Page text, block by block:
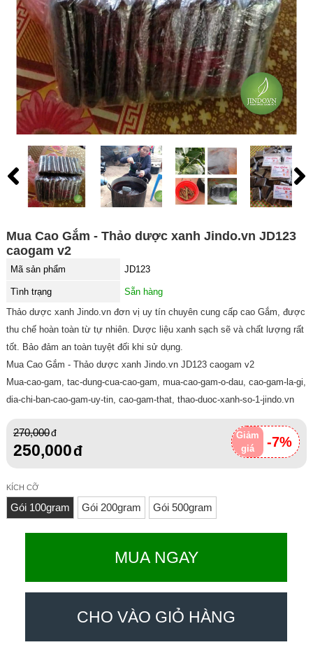
Mua Cao Gắm - Thảo dược xanh Jindo.vn JD123
caogam v2
Mã sản phẩm JD123
Tình trạng
Sẵn hàng
Thảo dược xanh Jindo.vn đơn vị uy tín chuyên cung cấp cao Gắm, được
thu chế hoàn toàn từ tự nhiên. Dược liệu xanh sạch sẽ và chất lượng rất
tốt. Bảo đảm an toàn tuyệt đối khi sử dụng.
Mua Cao Gắm - Thảo dược xanh Jindo.vn JD123 caogam v2
Mua-cao-gam, tac-dung-cua-cao-gam, mua-cao-gam-o-dau, cao-gam-la-gi,
dia-chi-ban-cao-gam-uy-tin, cao-gam-that, thao-duoc-xanh-so-1-jindo.vn
Giảm
giá
-7%
270,000
250,000
KÍCH CỠ
Gói 100gram Gói 200gram Gói 500gram
MUA NGAY
CHO VÀO GIỎ HÀNG